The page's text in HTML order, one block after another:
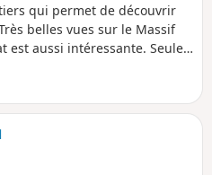
qui permet de découvrir
belles vues sur le Massif
est aussi intéressante. Seule
parfois. Il est nécessaire de
et/ou savoir suivre la trace
cette partie et de
la randonnée en